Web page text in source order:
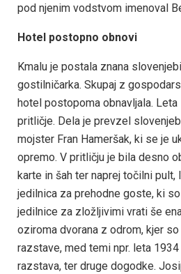
pod njenim vodstvom imenoval
Hotel postopno obnovi
Kmalu je postala znana
gostilničarka. Skupaj z
hotel postopoma obnavljala.
pritličje. Dela je prevzel
mojster Fran Hameršak, ki se je
opremo. V pritličju je bila desno
karte in šah ter naprej točilni pult,
jedilnica za prehodne goste, ki
jedilnice za zložljivimi vrati še
oziroma dvorana z odrom, kjer
razstave, med temi npr. leta
razstava, ter druge dogodke.